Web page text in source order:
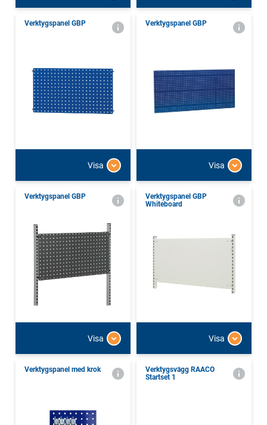
Verktygspanel GBP
Visa
Verktygspanel GBP
Visa
Verktygspanel GBP
Visa
Verktygspanel GBP
Whiteboard
Visa
Verktygspanel med krok
Verktygsvägg RAACO
Startset 1